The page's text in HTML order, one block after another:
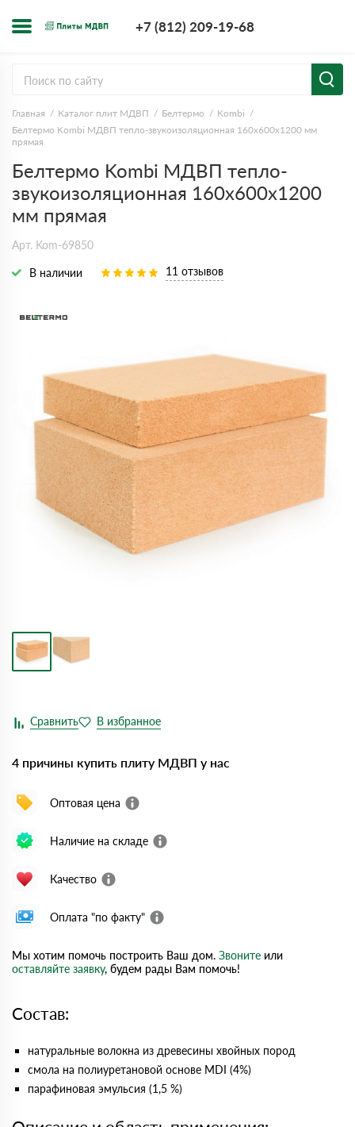
+7 (812) 209-19-68
Главная Каталог плит МДВП Белтермо
Kombi
Белтермо Kombi МДВП тепло-звукоизоляционная 160х600х1200 мм
прямая
Белтермо Kombi МДВП тепло-
звукоизоляционная 160х600х1200
мм прямая
Арт. Kom-69850
В наличии 11 отзывов
4 причины купить плиту МДВП у нас
Оптовая цена
Наличие на складе
Качество
Оплата "по факту"
Мы хотим помочь построить Ваш дом. Звоните или
оставляйте заявку, будем рады Вам помочь!
Состав:
натуральные волокна из древесины хвойных пород
смола на полиуретановой основе MDI (4%)
парафиновая эмульсия (1,5 %)